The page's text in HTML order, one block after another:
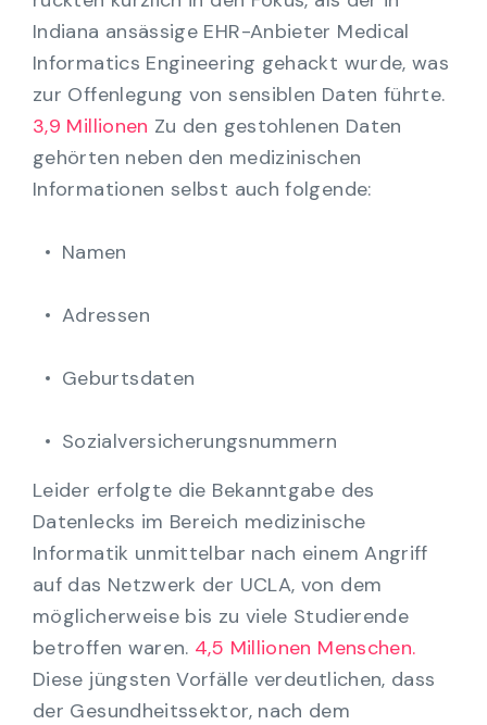
Indiana ansässige EHR-Anbieter Medical
Informatics Engineering gehackt wurde, was
zur Offenlegung von sensiblen Daten führte.
3,9 Millionen Zu den gestohlenen Daten
gehörten neben den medizinischen
Informationen selbst auch folgende:
Namen
Adressen
Geburtsdaten
Sozialversicherungsnummern
Leider erfolgte die Bekanntgabe des
Datenlecks im Bereich medizinische
Informatik unmittelbar nach einem Angriff
auf das Netzwerk der UCLA, von dem
möglicherweise bis zu viele Studierende
betroffen waren. 4,5 Millionen Menschen.
Diese jüngsten Vorfälle verdeutlichen, dass
der Gesundheitssektor, nach dem